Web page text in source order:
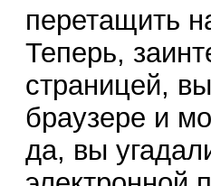
перетащить
Теперь,
страницей,
браузере и
да, вы